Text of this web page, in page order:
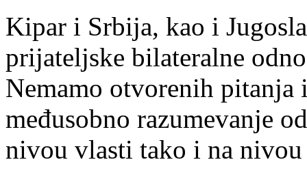
Kipar i Srbija, kao i
prijateljske bilateralne
Nemamo otvorenih pitanja
međusobno razumevanje
nivou vlasti tako i na nivou